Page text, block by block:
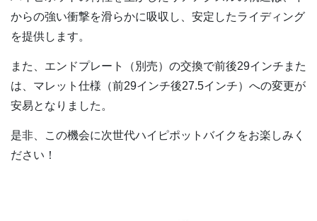
からの強い衝撃を滑らかに吸収し、安定したライディング
を提供します。
また、エンドプレート（別売）の交換で前後29インチまた
は、マレット仕様（前29インチ後27.5インチ）への変更が
安易となりました。
是非、この機会に次世代ハイピポットバイクをお楽しみく
ださい！